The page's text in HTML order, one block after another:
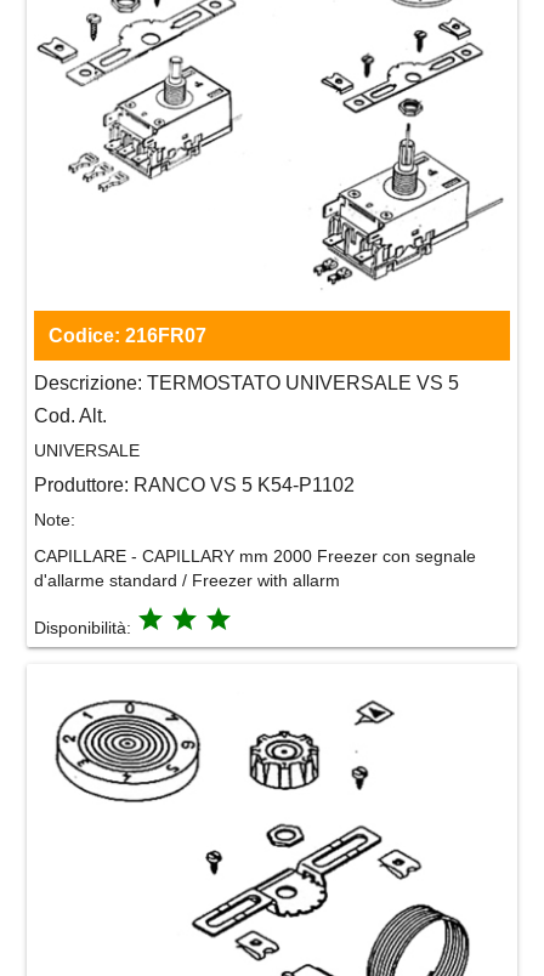
Codice: 216FR07
Descrizione: TERMOSTATO UNIVERSALE VS 5
Cod. Alt.
UNIVERSALE
Produttore: RANCO VS 5 K54-P1102
Note:
CAPILLARE - CAPILLARY mm 2000 Freezer con segnale
d'allarme standard / Freezer with allarm
Disponibilità: grade grade grade